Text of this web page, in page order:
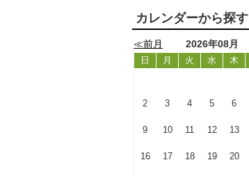
カレンダーから探す
≪前月 2026年08月
日 月 火 水 木
2 3 4 5 6
9 10 11 12 13
16 17 18 19 20